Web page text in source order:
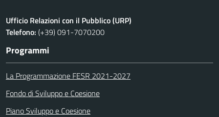
Ufficio Relazioni con il Pubblico (URP)
Telefono: (+39) 091-7070200
Programmi
La Programmazione FESR 2021-2027
Fondo di Sviluppo e Coesione
Piano Sviluppo e Coesione